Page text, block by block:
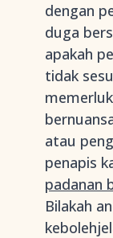
dengan
duga
apakah
tidak
atau
penapis
padanan
Bilakah